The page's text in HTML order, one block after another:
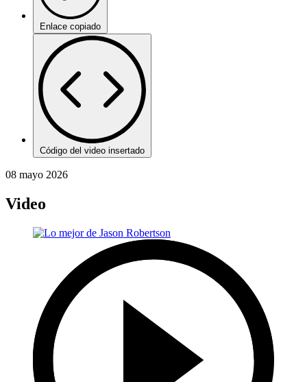
Enlace copiado
Código del video insertado
08 mayo 2026
Video